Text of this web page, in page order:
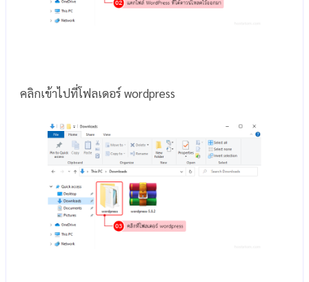
คลิกเข้าไปที่โฟลเดอร์ wordpress